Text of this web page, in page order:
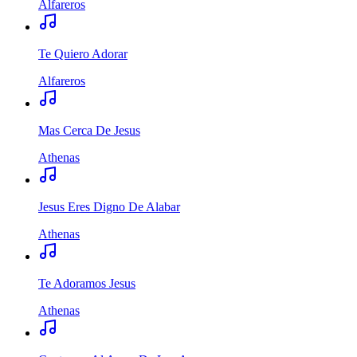
Alfareros
Te Quiero Adorar
Alfareros
Mas Cerca De Jesus
Athenas
Jesus Eres Digno De Alabar
Athenas
Te Adoramos Jesus
Athenas